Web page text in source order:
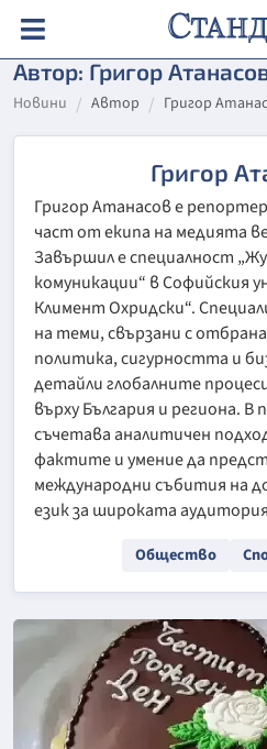
Автор: Григор
Новини Автор Григор
Григор
Григор Атанасов е
част от екипа на медията
Завършил е специалност
комуникации“ в Софийския
Климент Охридски“.
на теми, свързани с
политика, сигурността и
детайли глобалните
върху България и региона. В
съчетава аналитичен
фактите и умение да
международни събития на
език за широката
Общество